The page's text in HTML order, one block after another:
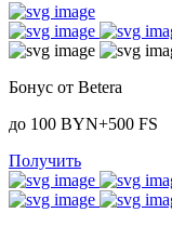
Бонус от Betera
до 100 BYN+500 FS
Получить